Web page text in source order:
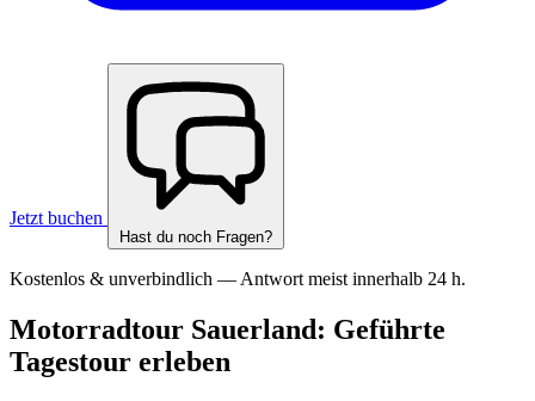
Jetzt buchen
Hast du noch Fragen?
Kostenlos & unverbindlich — Antwort meist innerhalb 24 h.
Motorradtour Sauerland: Geführte
Tagestour erleben